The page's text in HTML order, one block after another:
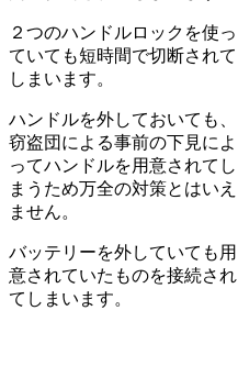
２つのハンドルロックを使っ
ていても短時間で切断されて
しまいます。
ハンドルを外しておいても、
窃盗団による事前の下見によ
ってハンドルを用意されてし
まうため万全の対策とはいえ
ません。
バッテリーを外していても用
意されていたものを接続され
てしまいます。